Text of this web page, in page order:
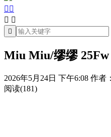
 
 

Miu Miu/缪缪
2026年5月24日 下午6:08 作者
阅读(181)